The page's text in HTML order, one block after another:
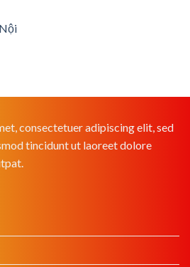
consectetuer adipiscing elit, sed
tincidunt ut laoreet dolore